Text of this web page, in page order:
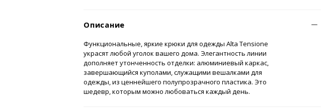
Описание
Функциональные, яркие крюки для одежды Alta Tensione
украсят любой уголок вашего дома. Элегантность линии
дополняет утонченность отделки: алюминиевый каркас,
завершающийся куполами, служащими вешалками для
одежды, из ценнейшего полупрозрачного пластика. Это
шедевр, которым можно любоваться каждый день.